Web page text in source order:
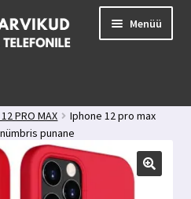
Menüü
PRO MAX
Iphone 12 pro max
punane